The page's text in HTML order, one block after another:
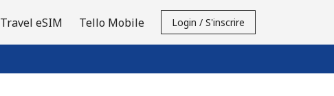
Travel eSIM Tello Mobile Login / S'inscrire